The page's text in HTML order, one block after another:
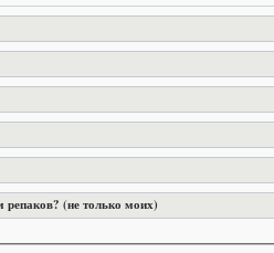
(не только моих)